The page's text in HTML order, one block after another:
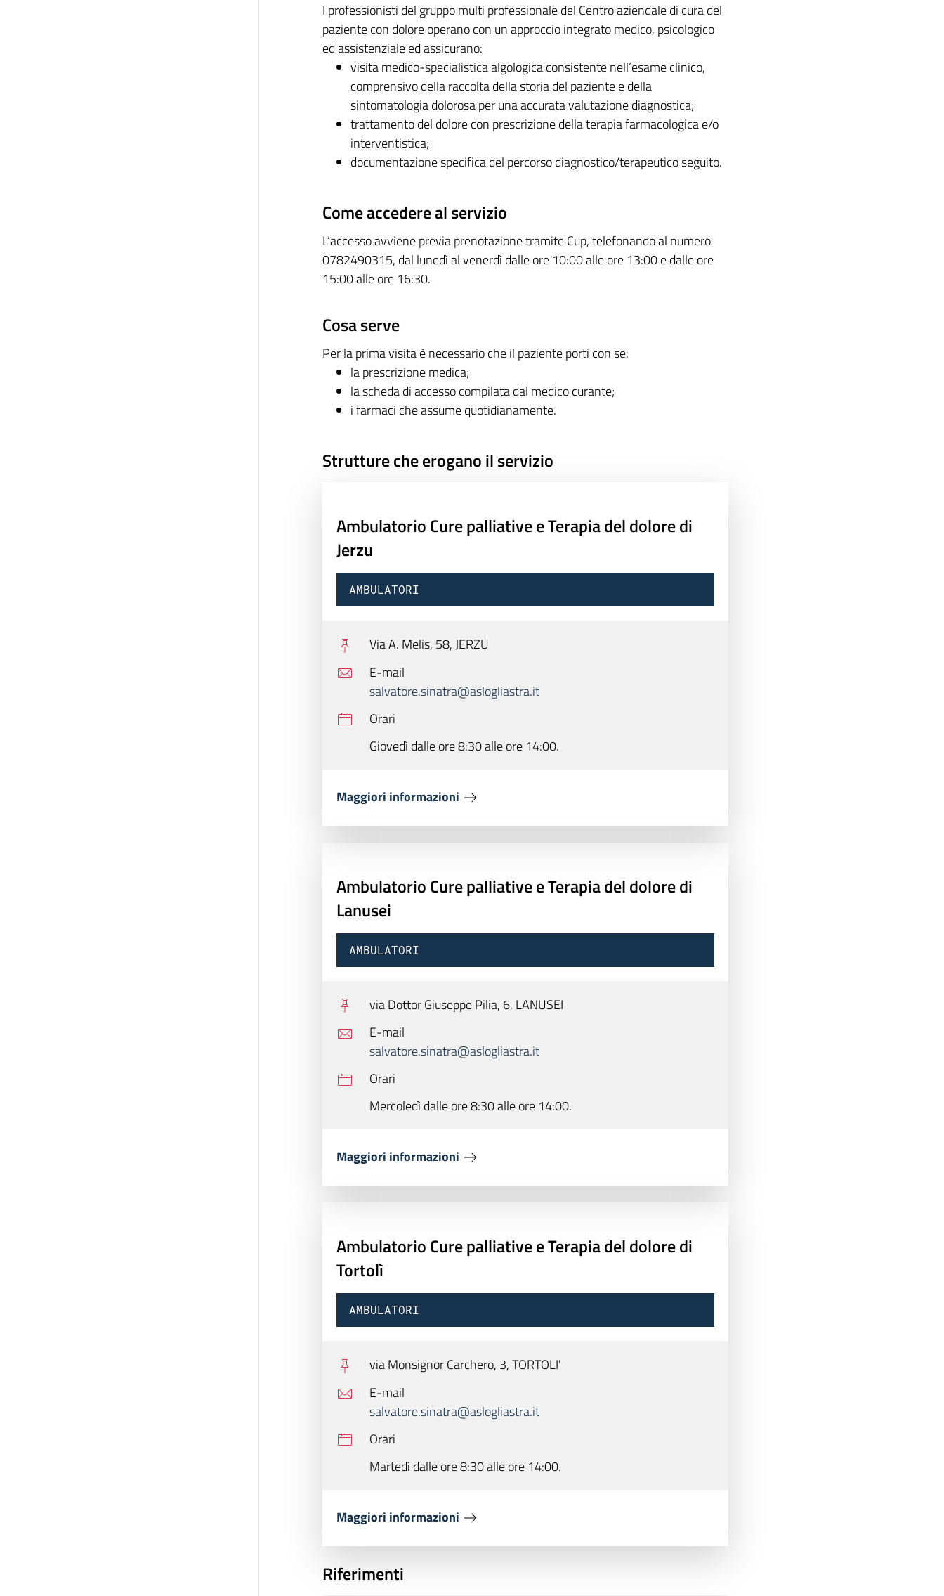
I professionisti del gruppo multi professionale del Centro aziendale di cura del
paziente con dolore operano con un approccio integrato medico, psicologico
ed assistenziale ed assicurano:
visita medico-specialistica algologica consistente nell’esame clinico,
comprensivo della raccolta della storia del paziente e della
sintomatologia dolorosa per una accurata valutazione diagnostica;
trattamento del dolore con prescrizione della terapia farmacologica e/o
interventistica;
documentazione specifica del percorso diagnostico/terapeutico seguito.
Come accedere al servizio
L’accesso avviene previa prenotazione tramite Cup, telefonando al numero
0782490315, dal lunedì al venerdì dalle ore 10:00 alle ore 13:00 e dalle ore
15:00 alle ore 16:30.
Cosa serve
Per la prima visita è necessario che il paziente porti con se:
la prescrizione medica;
la scheda di accesso compilata dal medico curante;
i farmaci che assume quotidianamente.
Strutture che erogano il servizio
Ambulatorio Cure palliative e Terapia del dolore di
Jerzu
AMBULATORI
Via A. Melis, 58,JERZU
E-mail
salvatore.sinatra@aslogliastra.it
Orari
Giovedì dalle ore 8:30 alle ore 14:00.
Maggiori informazioni
Ambulatorio Cure palliative e Terapia del dolore di
Lanusei
AMBULATORI
via Dottor Giuseppe Pilia, 6, LANUSEI
E-mail
salvatore.sinatra@aslogliastra.it
Orari
Mercoledì dalle ore 8:30 alle ore 14:00.
Maggiori informazioni
Ambulatorio Cure palliative e Terapia del dolore di
Tortolì
AMBULATORI
via Monsignor Carchero, 3,TORTOLI'
E-mail
salvatore.sinatra@aslogliastra.it
Orari
Martedì dalle ore 8:30 alle ore 14:00.
Maggiori informazioni
Riferimenti